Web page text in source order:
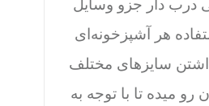
درب دار جزو وسایل
هر آشپزخونه‌ای
سایزهای مختلف
رو میده تا با توجه به